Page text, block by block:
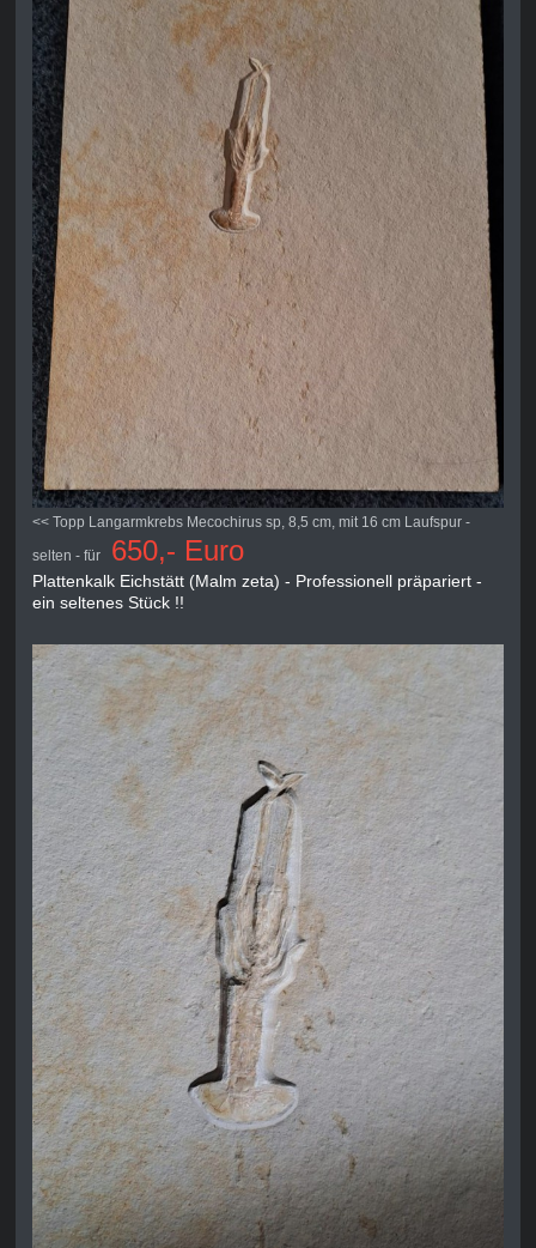
<< Topp Langarmkrebs Mecochirus sp, 8,5 cm, mit 16 cm Laufspur -
selten - für 650,- Euro
Plattenkalk Eichstätt (Malm zeta) - Professionell präpariert -
ein seltenes Stück !!